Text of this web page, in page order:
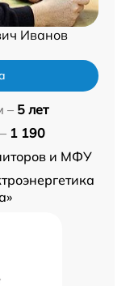
Иванов
– 5 лет
1 190
и МФУ